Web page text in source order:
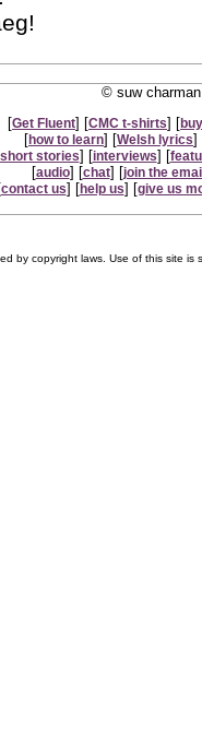
© suw
[Get Fluent] [CMC t-shirts] [
[how to learn] [Welsh lyrics]
short stories] [interviews] [
[audio] [chat] [join the
[contact us] [help us] [give us
by copyright laws. Use of this site is